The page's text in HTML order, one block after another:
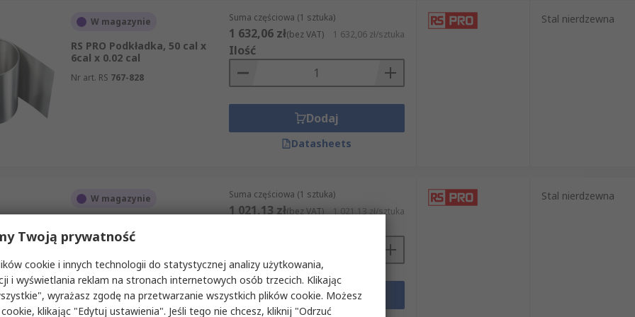
W magazynie
RS PRO Podkładka, 50 cal x
6cal x 0.02 cal
Nr art. RS 767-828
Suma częściowa (1 sztuka)
1 632,06 zł(bez VAT) 1 632,06 zł/sztuka
Ilość
Dodaj
Datasheets
Stal nierdzewna
W magazynie
6cal x 0.004 cal
Suma częściowa (1 sztuka)
1 021,13 zł(bez VAT) 1 021,13 zł/sztuka
Dodaj
Stal nierdzewna
Twoją prywatność
cookie i innych technologii do statystycznej analizy użytkowania,
i wyświetlania reklam na stronach internetowych osób trzecich. Klikając
wyrażasz zgodę na przetwarzanie wszystkich plików cookie. Możesz
klikając "Edytuj ustawienia". Jeśli tego nie chcesz, kliknij "Odrzuć